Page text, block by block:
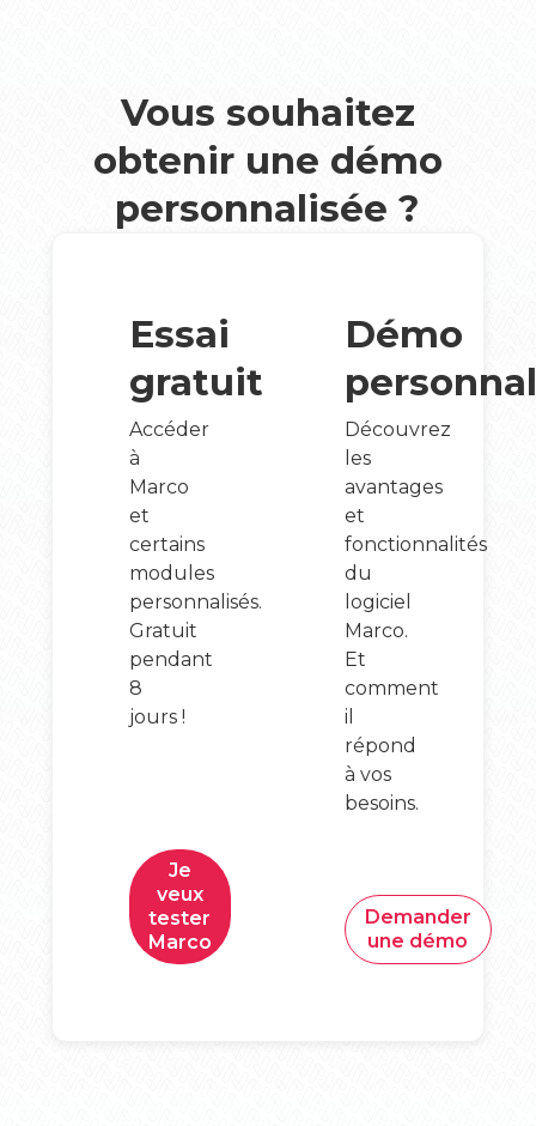
Vous souhaitez
obtenir une démo
personnalisée ?
Essai
gratuit
Accéder
à
Marco
et
certains
modules
personnalisés.
Gratuit
pendant
8
jours !
Je
veux
tester
Marco
Démo
Découvrez
les
avantages
et
fonctionnalités
du
logiciel
Marco.
Et
comment
il
répond
à vos
besoins.
Demander
une démo